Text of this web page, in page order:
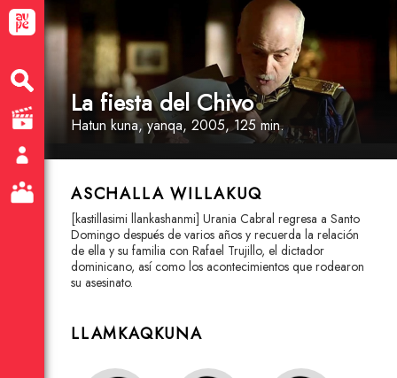
La fiesta del Chivo
Hatun kuna, yanqa, 2005, 125 min.
ASCHALLA WILLAKUQ
[kastillasimi llankashanmi] Urania Cabral regresa a Santo
Domingo después de varios años y recuerda la relación
de ella y su familia con Rafael Trujillo, el dictador
dominicano, así como los acontecimientos que rodearon
su asesinato.
LLAMKAQKUNA